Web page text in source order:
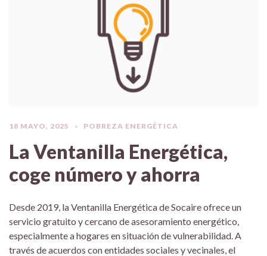
18 MAYO, 2025 POBREZA ENERGÉTICA
La Ventanilla Energética,
coge número y ahorra
Desde 2019, la Ventanilla Energética de Socaire ofrece un
servicio gratuito y cercano de asesoramiento energético,
especialmente a hogares en situación de vulnerabilidad. A
través de acuerdos con entidades sociales y vecinales, el